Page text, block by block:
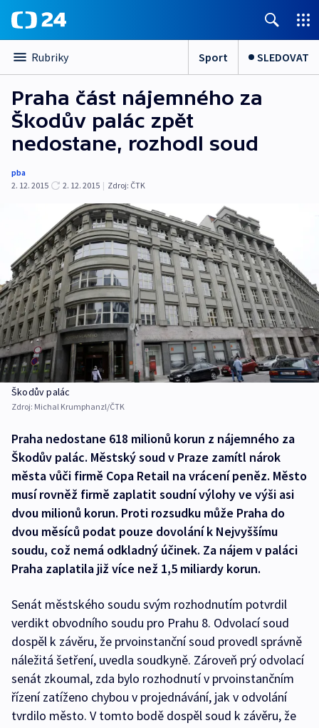
Rubriky Sport SLEDOVAT
Praha část nájemného za
Škodův palác zpět
nedostane, rozhodl soud
pba
2. 12. 2015
2. 12. 2015 | Zdroj: ČTK
Škodův palác
Zdroj: Michal Krumphanzl/ČTK
Praha nedostane 618 milionů korun z nájemného za
Škodův palác. Městský soud v Praze zamítl nárok
města vůči firmě Copa Retail na vrácení peněz. Město
musí rovněž firmě zaplatit soudní výlohy ve výši asi
dvou milionů korun. Proti rozsudku může Praha do
dvou měsíců podat pouze dovolání k Nejvyššímu
soudu, což nemá odkladný účinek. Za nájem v paláci
Praha zaplatila již více než 1,5 miliardy korun.
Senát městského soudu svým rozhodnutím potvrdil
verdikt obvodního soudu pro Prahu 8. Odvolací soud
dospěl k závěru, že prvoinstanční soud provedl správně
náležitá šetření, uvedla soudkyně. Zároveň prý odvolací
senát zkoumal, zda bylo rozhodnutí v prvoinstančním
řízení zatíženo chybou v projednávání, jak v odvolání
tvrdilo město. V tomto bodě dospěl soud k závěru, že